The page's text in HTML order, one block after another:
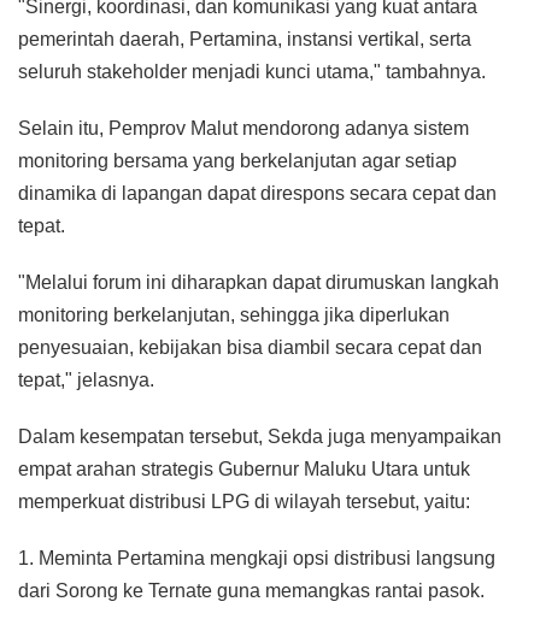
"Sinergi, koordinasi, dan komunikasi yang kuat antara
pemerintah daerah, Pertamina, instansi vertikal, serta
seluruh stakeholder menjadi kunci utama," tambahnya.
Selain itu, Pemprov Malut mendorong adanya sistem
monitoring bersama yang berkelanjutan agar setiap
dinamika di lapangan dapat direspons secara cepat dan
tepat.
"Melalui forum ini diharapkan dapat dirumuskan langkah
monitoring berkelanjutan, sehingga jika diperlukan
penyesuaian, kebijakan bisa diambil secara cepat dan
tepat," jelasnya.
Dalam kesempatan tersebut, Sekda juga menyampaikan
empat arahan strategis Gubernur Maluku Utara untuk
memperkuat distribusi LPG di wilayah tersebut, yaitu:
1. Meminta Pertamina mengkaji opsi distribusi langsung
dari Sorong ke Ternate guna memangkas rantai pasok.